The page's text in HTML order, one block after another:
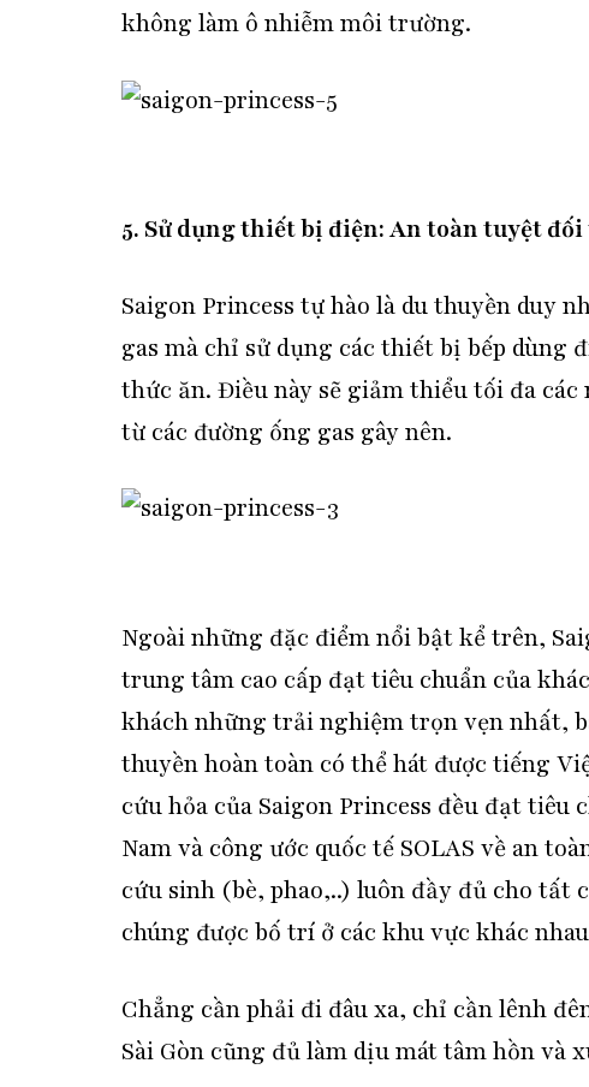
không làm ô nhiễm môi trường.
5. Sử dụng thiết bị điện: An toàn tuyệt
Saigon Princess tự hào là du thuyền duy
gas mà chỉ sử dụng các thiết bị bếp
thức ăn. Điều này sẽ giảm thiểu tối đa
từ các đường ống gas gây nên.
Ngoài những đặc điểm nổi bật kể trên,
trung tâm cao cấp đạt tiêu chuẩn của
khách những trải nghiệm trọn vẹn nhất,
thuyền hoàn toàn có thể hát được tiếng
cứu hỏa của Saigon Princess đều đạt
Nam và công ước quốc tế SOLAS về an
cứu sinh (bè, phao,..) luôn đầy đủ cho tất
chúng được bố trí ở các khu vực khác
Chẳng cần phải đi đâu xa, chỉ cần lênh
Sài Gòn cũng đủ làm dịu mát tâm hồn và